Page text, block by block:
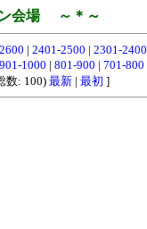
会場 ～＊～
| 2401-2500 | 2301-2400
901-1000 | 801-900 | 701-800
数: 100)最新| 最初 ]